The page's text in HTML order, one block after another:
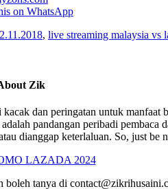
on WhatsApp
, live streaming malaysia vs
Zik
dan peringatan untuk manfaat
pandangan peribadi pembaca
dianggap keterlaluan. So, just be
boleh tanya di